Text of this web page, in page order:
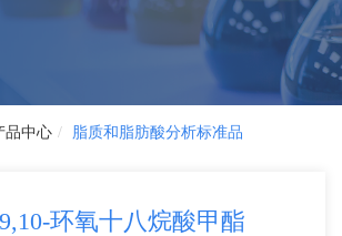
品中心 脂质和脂肪酸分析标准品
环氧十八烷酸甲酯